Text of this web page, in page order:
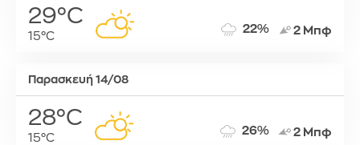
29°C
15°C
22% 2 Μπφ
Παρασκευή 14/08
28°C
15°C
26% 2 Μπφ